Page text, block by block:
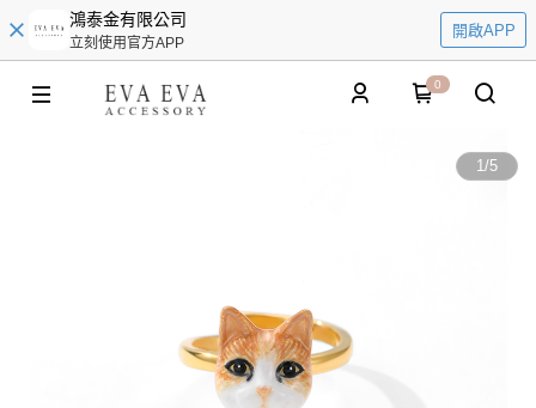
鴻泰金有限公司
立刻使用官方APP
開啟APP
0
1/5